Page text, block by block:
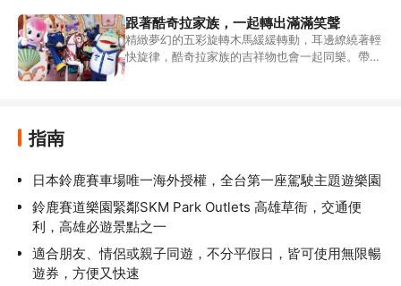
跟著酷奇拉家族，一起轉出滿滿笑聲
精緻夢幻的五彩旋轉木馬緩緩轉動，耳邊繚繞著輕
快旋律，酷奇拉家族的吉祥物也會一起同樂。帶著
指南
日本鈴鹿賽車場唯一海外授權，全台第一座駕駛主題遊樂園
鈴鹿賽道樂園緊鄰SKM Park Outlets 高雄草衙，交通便
利，高雄必遊景點之一
適合朋友、情侶或親子同遊，不分平假日，皆可使用無限暢
遊券，方便又快速